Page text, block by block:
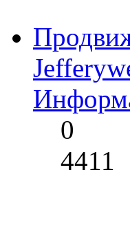
0
4411